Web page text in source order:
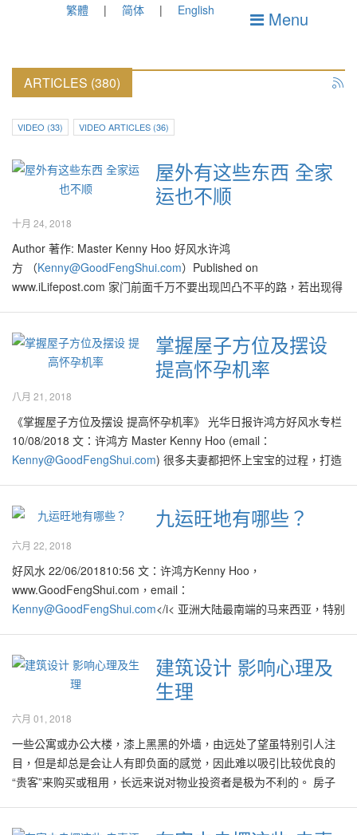
繁體 简体 English Menu
ARTICLES (380)
VIDEO (33) VIDEO ARTICLES (36)
屋外有这些东西 全家
运也不顺
十月 24, 2018
Author 著作: Master Kenny Hoo 好风水许鸿
方 （Kenny@GoodFengShui.com）Published on
www.iLifepost.com 家门前面千万不要出现凹凸不平的路，若出现得
外围的风水是息息相关的，所以选择气场好的外围环境也是必要条
件之一。 在家居风水中，不仅要把居家内部要布置好格局，家的外
围环境也有着许多的讲究。就如家里一打开门就看见了凹凸不平的
路、电灯柱、垃圾、小巷。试问这一家人的运势哪里会好呢？ 这些
问题的出现就会造成心理、生理上受到一些影响，慢慢的造成自身
工作不顺利、生活上有阻碍、没贵人扶助、健康出问题、时常做错
决定等等。 大门见垃圾招晦气 来自好风水的许鸿方师父说：“风水
天开门看到不好的环境如垃圾、电灯柱就会影响你一整天的心情、
减弱，事业也会有影响，这些都需要注意。 除了周遭环境，家里的
围墙也是居家装修的第一关卡，占整个居家风水的70%以上的作
用，主宰着一家人的吉凶运势，千万不可掉以轻心。 “因此并不建议
把围墙设计过于尖锐，而若对面家设计的围墙有尖角部分，对着自
家的住宅也会有影响，会产生一种长期心理上的不适。” 每天一开门
响。 围墙带刺煞气入屋 许师父还说：“曾经接过一个案例，有一家
人每做任何事情都会不顺，当我去到他的住家就发现了煞气。那就
的邻居就在家的外围使用篱笆式刀片刺绳防止贼进屋，无形中产生
了煞气，对自身不好也会影响到对面的邻居。这些煞气便造成他们
在健康上有问题和人缘欠佳。” “由于我们无法向对面邻居表示风水
不好，要求改篱笆，唯有把自家的大门更改方向，避免正对他们的
篱笆。同时可以把篱笆门的缝隙做得密实一些，尽量看不到对面的
掌握屋子方位及摆设
提高怀孕机率
八月 21, 2018
《掌握屋子方位及摆设 提高怀孕机率》 光华日报许鸿方好风水专栏
10/08/2018 文：许鸿方 Master Kenny Hoo (email：
Kenny@GoodFengShui.com) 很多夫妻都把怀上宝宝的过程，打造
各种压力，其中包括来自日常的生活、工作、经济、交通甚至人与
须精打细算。年轻的夫妇们在新婚期并沉浸在甜蜜的二人世界里不
久后，也会开始进一步作家庭计划。然而在生活费与教育费日益高
昂的趋势里，夫妇俩在生宝宝的家庭计划的“大蓝图”里，他们会很自
然地趋于贵精不贵多的想法。 因此大多数现代夫妇，尤其是华人社
会里，在养儿育女的路上只敢计划拥有1到2 个孩子就好，尤其是在
城里的夫妇们，拥有3个孩子以上的真的有如凤毛麟角了！虽然是贵
精不贵多，当然他们也奢望能够达到性别平衡的阶段，即有男与
女，对传宗接代的“重大责任”也有所交代，皆大欢喜！因此很多夫妻
生个某生肖的宝宝。然而怀孕的事情并不是想怀就能怀上，聪明的
年轻夫妇当然也懂得如何从生活保健做起，加上计算准排卵期等方
式以提高受孕率，希望一击即中！ 然而当中仍有不少夫妇俩在备孕
的过程里事与愿违，虽然尝试了好一段时间却依然未能如愿地怀上
宝宝。双方在做了身体检查后也探不出任何影响受孕率的问题，在
九运旺地有哪些？
六月 22, 2018
好风水 22/06/201810:56 文：许鸿方Kenny Hoo，
www.GoodFengShui.com，email：
Kenny@GoodFengShui.com</i< 亚洲大陆最南端的马来西亚，特别
将大放异彩！ 世间的人事物都不时地在变化，因此没有任何东西是
永恒的，也有人说这是“无常”。许多人也察觉在变化莫测的世事里，
冥冥中又好像有某些不知名的力量在“操控”着其变化，导致世事的吉
或凶，轮转于某种秩序或系统中的周期，然而却看不出其周期的顺
序，因此往往只是知其然而不知其所然。 比如说在某段时期的某处
发生某种事故，在大约同样的时期里，相似的情况或事故也会接二
连三地发生在世界的其他角落，因此就会联想到“无独有偶”这句成
建筑设计 影响心理及
生理
六月 01, 2018
一些公寓或办公大楼，漆上黑黑的外墙，由远处了望虽特别引人注
目，但是却总是会让人有即负面的感觉，因此难以吸引比较优良的
“贵客”来购买或租用，长远来说对物业投资者是极为不利的。 房子